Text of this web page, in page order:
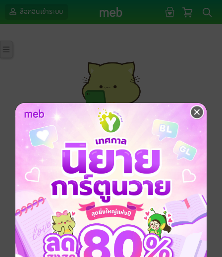
ล็อกอินเข้าระบบ
กรุณาเข้าสู่ระบบก่อนดำเนินรายการด้วยค่ะ
ล็อกอินเข้าระบบ